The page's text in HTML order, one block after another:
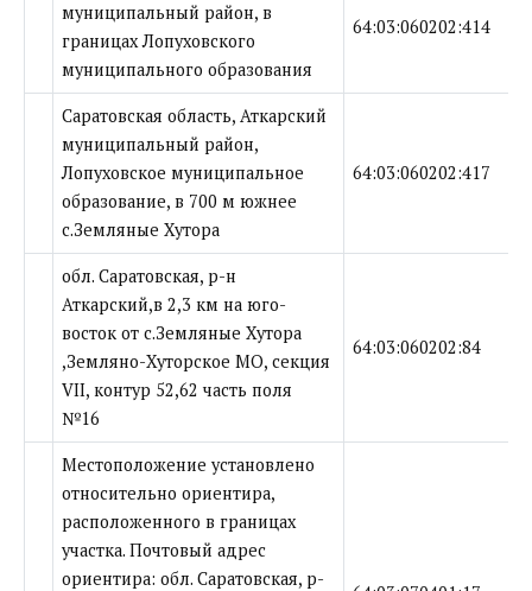
муниципальный район, в
границах Лопуховского
муниципального образования
64:03:060202:414
Саратовская область, Аткарский
муниципальный район,
Лопуховское муниципальное
образование, в 700 м южнее
с.Земляные Хутора
64:03:060202:417
обл. Саратовская, р-н
Аткарский,в 2,3 км на юго-
восток от с.Земляные Хутора
,Земляно-Хуторское МО, секция
VII, контур 52,62 часть поля
№16
64:03:060202:84
Местоположение установлено
относительно ориентира,
расположенного в границах
участка. Почтовый адрес
ориентира: обл. Саратовская, р-